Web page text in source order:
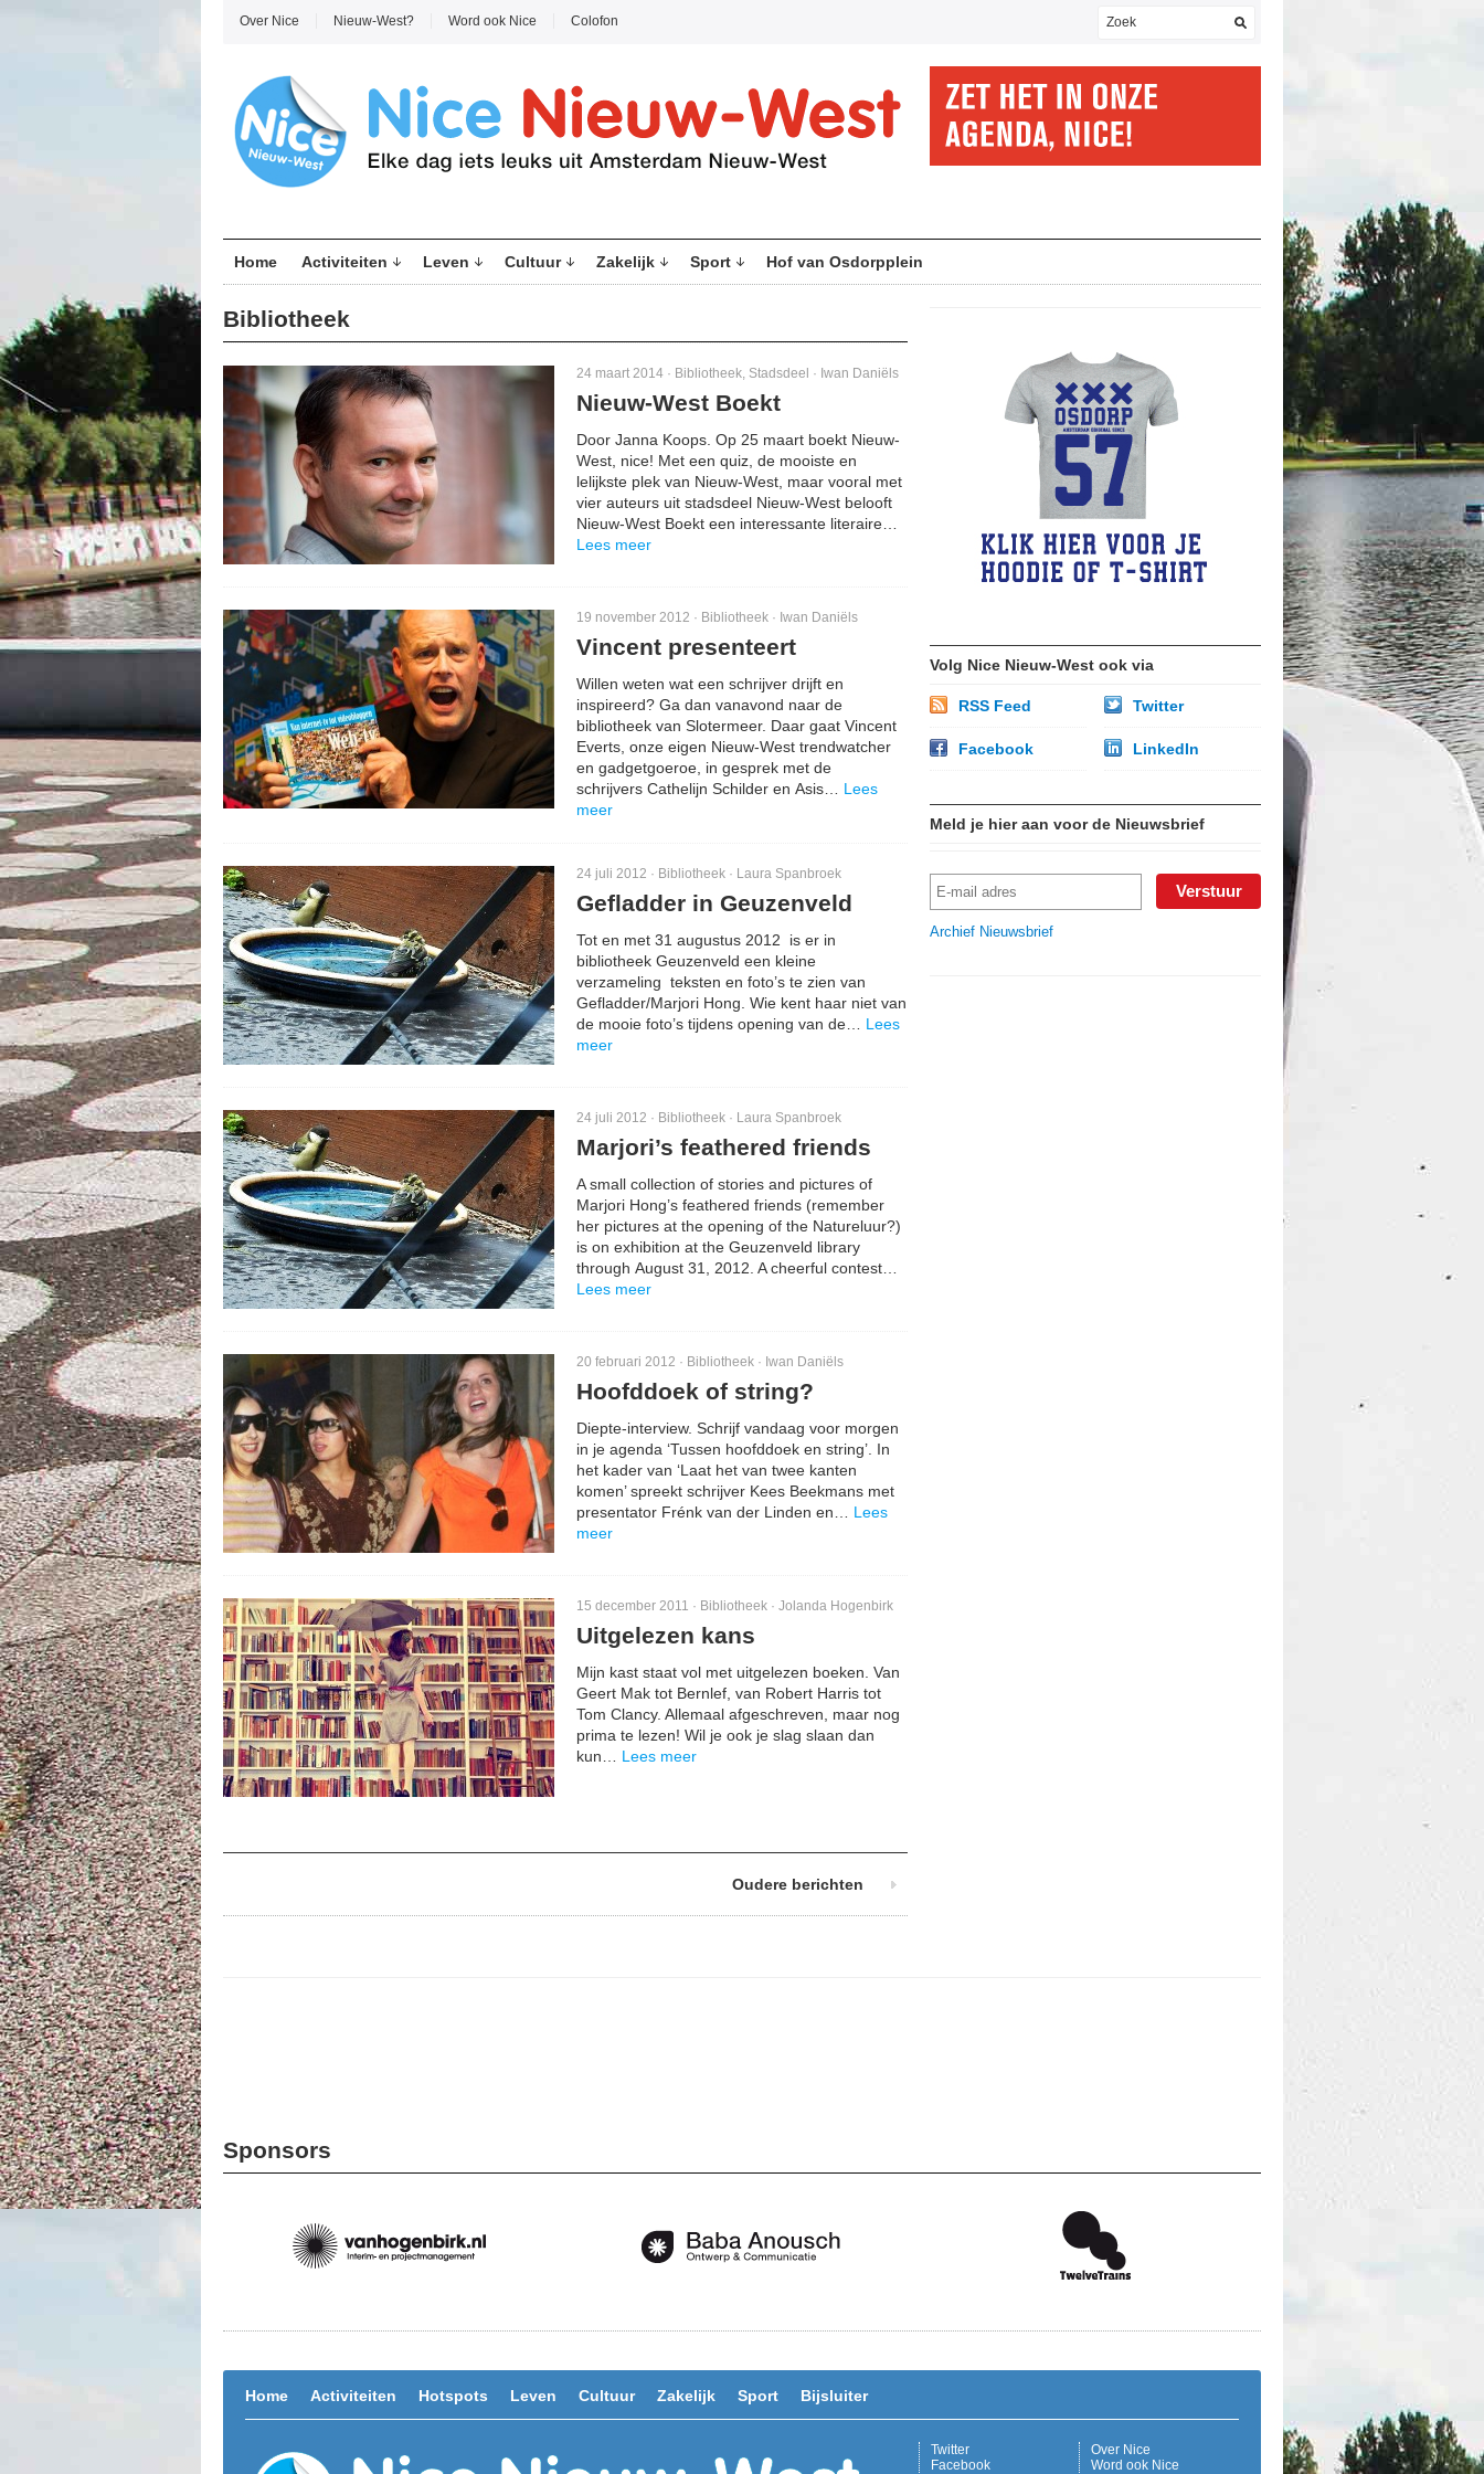
Over Nice Nieuw-West? Word ook Nice Colofon
Home Activiteiten Leven Cultuur Zakelijk Sport Hof van Osdorpplein
Bibliotheek
24 maart 2014 · Bibliotheek, Stadsdeel · Iwan Daniëls
Nieuw-West Boekt
Door Janna Koops. Op 25 maart boekt Nieuw-
West, nice! Met een quiz, de mooiste en
lelijkste plek van Nieuw-West, maar vooral met
vier auteurs uit stadsdeel Nieuw-West belooft
Nieuw-West Boekt een interessante literaire…
Lees meer
19 november 2012 · Bibliotheek · Iwan Daniëls
Vincent presenteert
Willen weten wat een schrijver drijft en
inspireerd? Ga dan vanavond naar de
bibliotheek van Slotermeer. Daar gaat Vincent
Everts, onze eigen Nieuw-West trendwatcher
en gadgetgoeroe, in gesprek met de
schrijvers Cathelijn Schilder en Asis… Lees
meer
24 juli 2012 · Bibliotheek · Laura Spanbroek
Gefladder in Geuzenveld
Tot en met 31 augustus 2012 is er in
bibliotheek Geuzenveld een kleine
verzameling teksten en foto’s te zien van
Gefladder/Marjori Hong. Wie kent haar niet van
de mooie foto’s tijdens opening van de… Lees
meer
24 juli 2012 · Bibliotheek · Laura Spanbroek
Marjori’s feathered friends
A small collection of stories and pictures of
Marjori Hong’s feathered friends (remember
her pictures at the opening of the Natureluur?)
is on exhibition at the Geuzenveld library
through August 31, 2012. A cheerful contest…
Lees meer
20 februari 2012 · Bibliotheek · Iwan Daniëls
Hoofddoek of string?
Diepte-interview. Schrijf vandaag voor morgen
in je agenda ‘Tussen hoofddoek en string’. In
het kader van ‘Laat het van twee kanten
komen’ spreekt schrijver Kees Beekmans met
presentator Frénk van der Linden en… Lees
meer
15 december 2011 · Bibliotheek · Jolanda Hogenbirk
Uitgelezen kans
Mijn kast staat vol met uitgelezen boeken. Van
Geert Mak tot Bernlef, van Robert Harris tot
Tom Clancy. Allemaal afgeschreven, maar nog
prima te lezen! Wil je ook je slag slaan dan
kun… Lees meer
Oudere berichten
Volg Nice Nieuw-West ook via
RSS Feed Twitter
Facebook LinkedIn
Meld je hier aan voor de Nieuwsbrief
Archief Nieuwsbrief
Sponsors
Home Activiteiten Hotspots Leven Cultuur Zakelijk Sport Bijsluiter
Over Nice
Word ook Nice
Twitter
Facebook